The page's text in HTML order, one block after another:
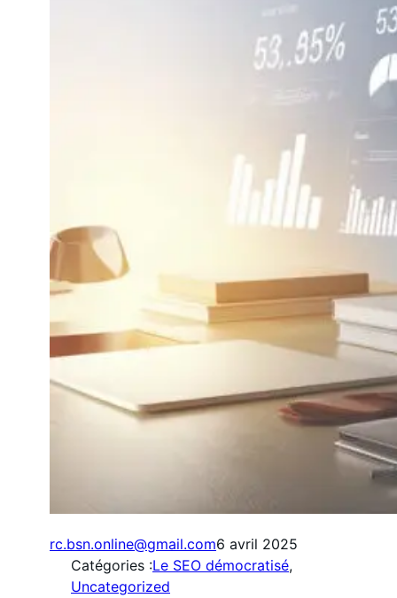
rc.bsn.online@gmail.com6 avril 2025
Catégories :Le SEO démocratisé
Uncategorized